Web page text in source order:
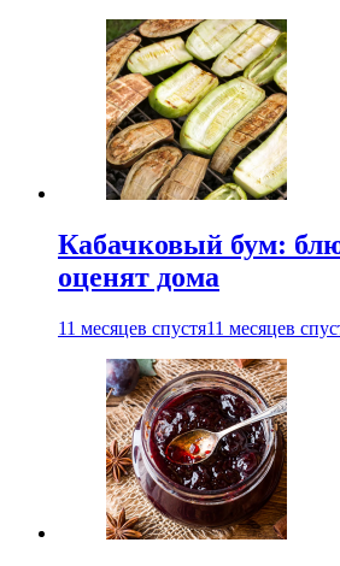
Кабачковый бум:
оценят дома
11 месяцев спустя11 месяцев